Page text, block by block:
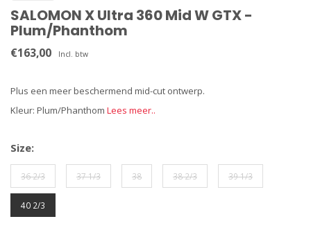
SALOMON X Ultra 360 Mid W GTX -
Plum/Phanthom
€163,00 Incl. btw
Plus een meer beschermend mid-cut ontwerp.
Kleur: Plum/Phanthom Lees meer..
Size:
36 2/3 37 1/3 38 38 2/3 39 1/3
40 2/3